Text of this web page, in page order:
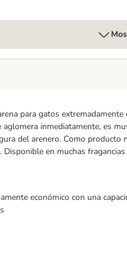
para gatos
inmediatamente, es
del arenero. Como producto
en muchas
económico con una